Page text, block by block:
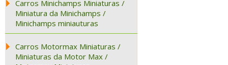
Carros Minichamps Miniaturas /
Miniatura da Minichamps /
Minichamps miniauturas
Carros Motormax Miniaturas /
Miniaturas da Motor Max /